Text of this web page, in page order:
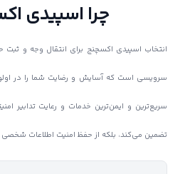
چرا اسپیدی
انتخاب اسپیدی اکسچنج برای انتقال وجه و ثبت
سرویسی است که آسایش و رضایت شما را در
سریع‌ترین و ایمن‌ترین خدمات و رعایت تدابیر
تضمین می‌کند، بلکه از حفظ امنیت اطلاعات